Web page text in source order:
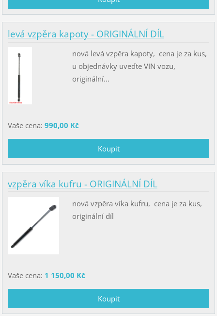
levá vzpěra kapoty - ORIGINÁLNÍ DÍL
nová levá vzpěra kapoty, cena je za kus,
u objednávky uveďte VIN vozu,
originální...
Vaše cena: 990,00 Kč
vzpěra víka kufru - ORIGINÁLNÍ DÍL
nová vzpěra víka kufru, cena je za kus,
originální díl
Vaše cena: 1 150,00 Kč